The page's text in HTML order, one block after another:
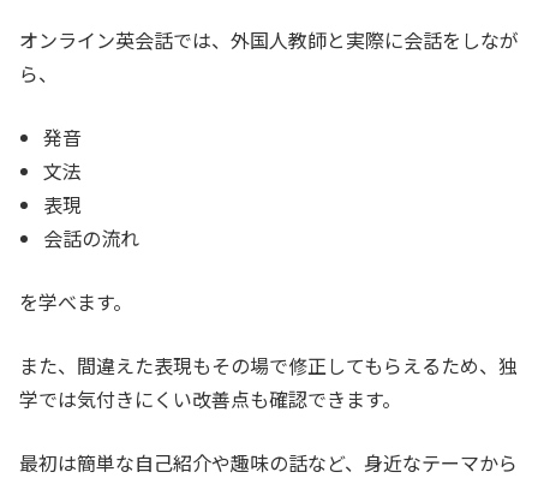
オンライン英会話では、外国人教師と実際に会話をしなが
ら、
発音
文法
表現
会話の流れ
を学べます。
また、間違えた表現もその場で修正してもらえるため、独
学では気付きにくい改善点も確認できます。
最初は簡単な自己紹介や趣味の話など、身近なテーマから